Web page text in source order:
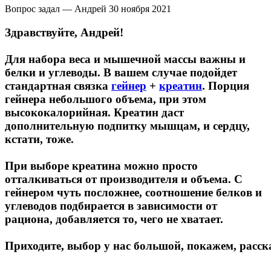
Суставы и связки
Протеин
НАЗАД
Сывороточный протеин
Многокомпонентный и яичный протеин
Растительный протеин
Снижение веса
Вопрос задал — Андрей 30 ноября 2021
Здравствуйте, Андрей!
Для набора веса и мышечной массы важны и
белки и углеводы. В вашем случае подойдет
стандартная связка гейнер + креатин. Порция
гейнера небольшого объема, при этом
высококалорийная. Креатин даст
дополнительную подпитку мышцам, и сердцу,
кстати, тоже.
При выборе креатина можно просто
отталкиваться от производителя и объема. С
гейнером чуть посложнее, соотношение белков и
углеводов подбирается в зависимости от
рациона, добавляется то, чего не хватает.
Приходите, выбор у нас большой, покажем,